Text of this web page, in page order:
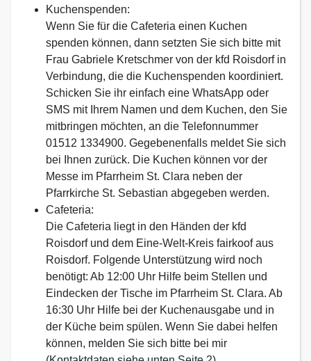
Kuchenspenden:
Wenn Sie für die Cafeteria einen Kuchen
spenden können, dann setzten Sie sich bitte mit
Frau Gabriele Kretschmer von der kfd Roisdorf in
Verbindung, die die Kuchenspenden koordiniert.
Schicken Sie ihr einfach eine WhatsApp oder
SMS mit Ihrem Namen und dem Kuchen, den Sie
mitbringen möchten, an die Telefonnummer
01512 1334900. Gegebenenfalls meldet Sie sich
bei Ihnen zurück. Die Kuchen können vor der
Messe im Pfarrheim St. Clara neben der
Pfarrkirche St. Sebastian abgegeben werden.
Cafeteria:
Die Cafeteria liegt in den Händen der kfd
Roisdorf und dem Eine-Welt-Kreis fairkoof aus
Roisdorf. Folgende Unterstützung wird noch
benötigt: Ab 12:00 Uhr Hilfe beim Stellen und
Eindecken der Tische im Pfarrheim St. Clara. Ab
16:30 Uhr Hilfe bei der Kuchenausgabe und in
der Küche beim spülen. Wenn Sie dabei helfen
können, melden Sie sich bitte bei mir